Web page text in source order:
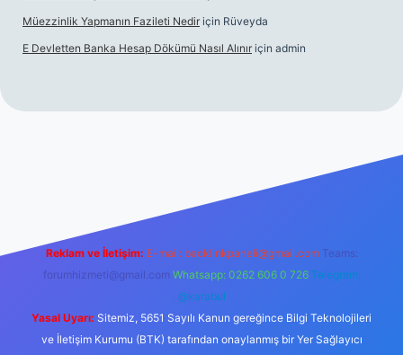
Müezzinlik Yapmanın Fazileti Nedir için Rüveyda
E Devletten Banka Hesap Dökümü Nasıl Alınır için admin
Reklam ve İletişim: E-mail: backlinkpaneli@gmail.com Teams:
forumhizmeti@gmail.com Whatsapp: 0262 606 0 726 Telegram:
@karabul
Yasal Uyarı: Sitemiz, 5651 Sayılı Kanun gereğince Bilgi Teknolojileri
ve İletişim Kurumu (BTK) tarafından onaylanmış bir Yer Sağlayıcı